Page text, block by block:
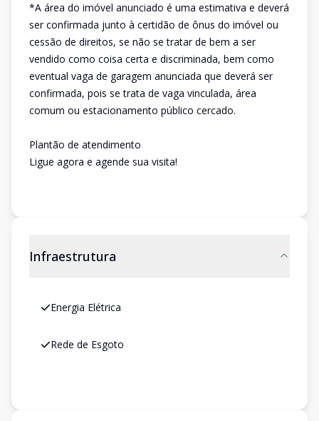
*A área do imóvel anunciado é uma estimativa e deverá
ser confirmada junto à certidão de ônus do imóvel ou
cessão de direitos, se não se tratar de bem a ser
vendido como coisa certa e discriminada, bem como
eventual vaga de garagem anunciada que deverá ser
confirmada, pois se trata de vaga vinculada, área
comum ou estacionamento público cercado.
Plantão de atendimento
Ligue agora e agende sua visita!
Infraestrutura
Energia Elétrica
Rede de Esgoto